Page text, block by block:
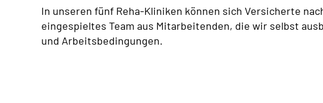
In unseren fünf Reha-Kliniken können sich Versicherte
eingespieltes Team aus Mitarbeitenden, die wir selbst
und Arbeitsbedingungen.